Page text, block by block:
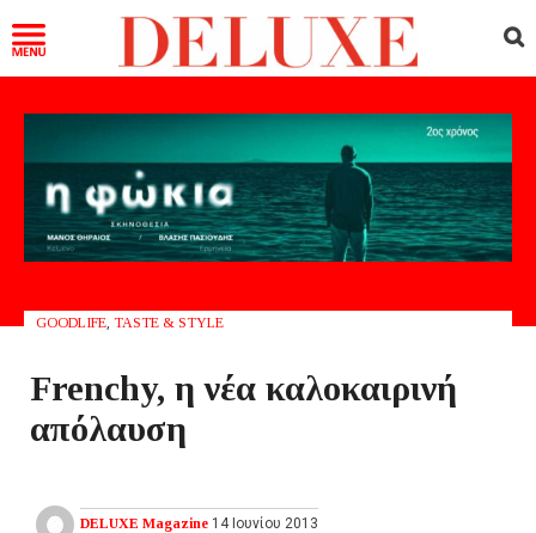
GOODLIFE TASTE & STYLE
Frenchy, η νέα καλοκαιρινή
απόλαυση
DELUXE Magazine 14 Ιουνίου 2013